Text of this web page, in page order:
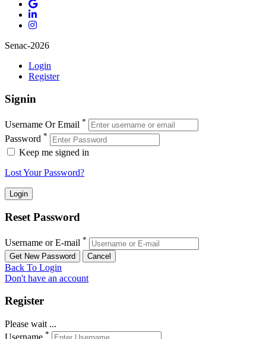
Senac-2026
Login
Register
Signin
Username Or Email *
Password *
Keep me signed in
Lost Your Password?
Reset Password
Username or E-mail *
Back To Login
Don't have an account
Register
Please wait ...
*